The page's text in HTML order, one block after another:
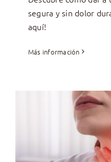
segura y sin dolor
aquí!
Más información